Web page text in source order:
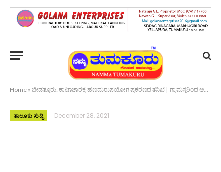
Home » ಬೇಡತ್ತೂರು: ಕಾಟಾಚಾರಕ್ಕೆ ಹಣದುರುಪಯೋಗ ಪ್ರಕರಣದ ತನಿಖೆ | ಗ್ರಾಮಸ್ಥರಿಂದ ಆರೋಪ
ತಾಲೂಕು ಸುದ್ದಿ December 28, 2021